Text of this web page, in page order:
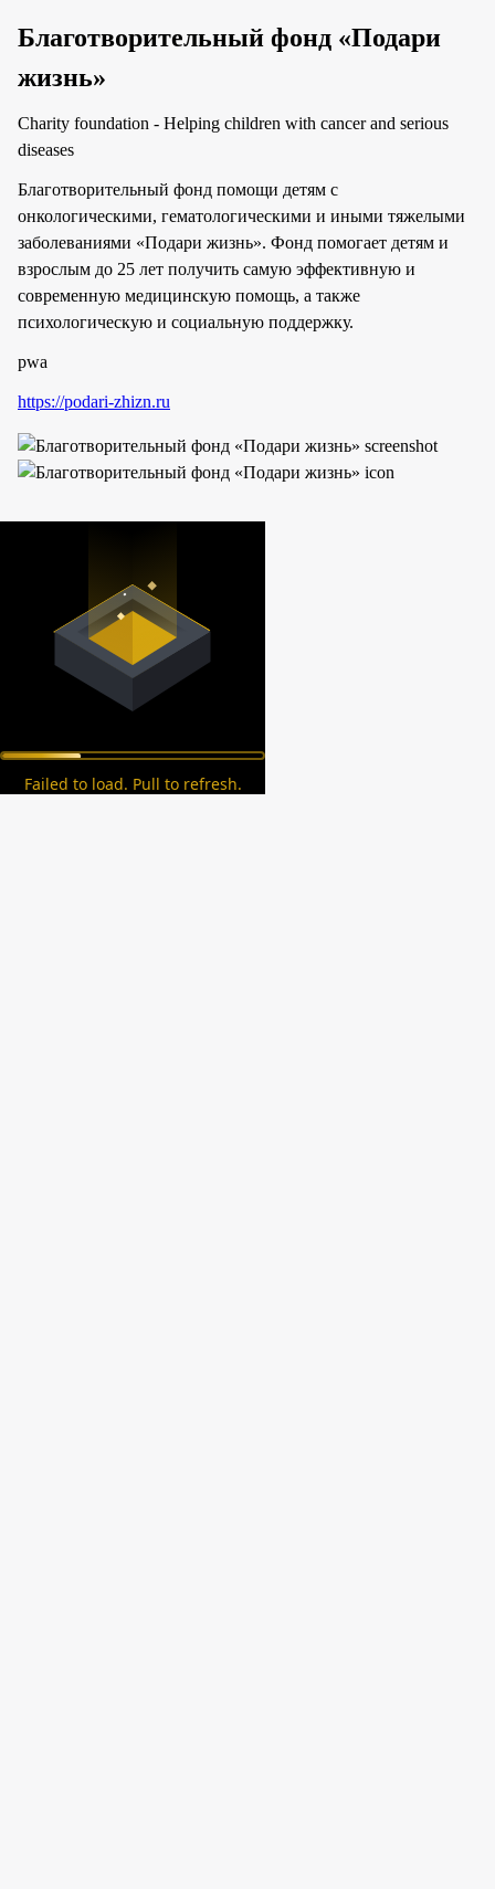
Благотворительный фонд «Подари
жизнь»
Charity foundation - Helping children with cancer and serious
diseases
Благотворительный фонд помощи детям с
онкологическими, гематологическими и иными тяжелыми
заболеваниями «Подари жизнь». Фонд помогает детям и
взрослым до 25 лет получить самую эффективную и
современную медицинскую помощь, а также
психологическую и социальную поддержку.
pwa
https://podari-zhizn.ru
Failed to load. Pull to refresh.